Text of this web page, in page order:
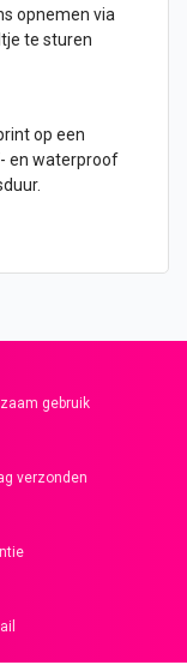
opnemen via
te sturen
op een
en waterproof
gebruik
verzonden